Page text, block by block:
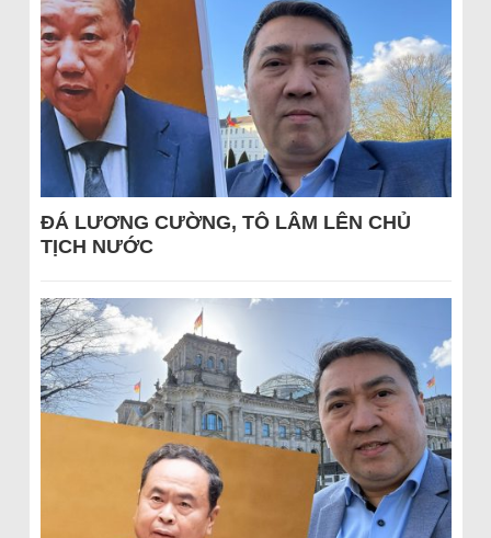
ĐÁ LƯƠNG CƯỜNG, TÔ LÂM LÊN CHỦ
TỊCH NƯỚC